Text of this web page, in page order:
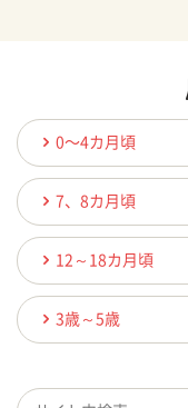
0〜4カ月頃
7、8カ月頃
12～18カ月頃
3歳～5歳